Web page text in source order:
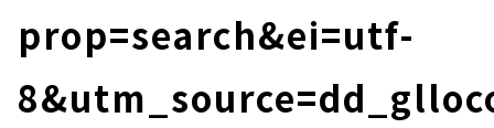
prop=search&ei=utf-